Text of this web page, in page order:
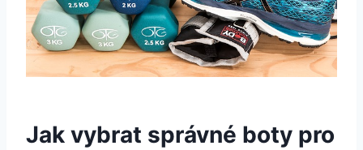
Jak vybrat správné boty‍ pro​